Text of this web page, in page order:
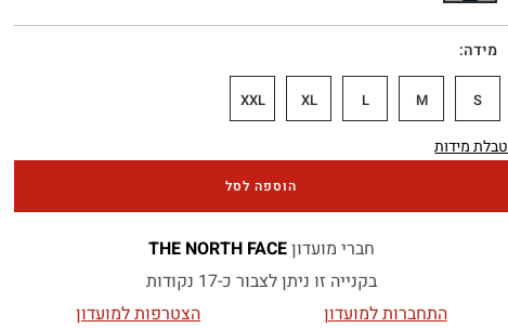
מידה
S
M
L
XL
XXL
טבלת מידות
הוספה לסל
חברי מועדוןTHE NORTH FACE
בקנייה זו ניתן לצבור כ-17 נקודות
התחברות למועדון
הצטרפות למועדון